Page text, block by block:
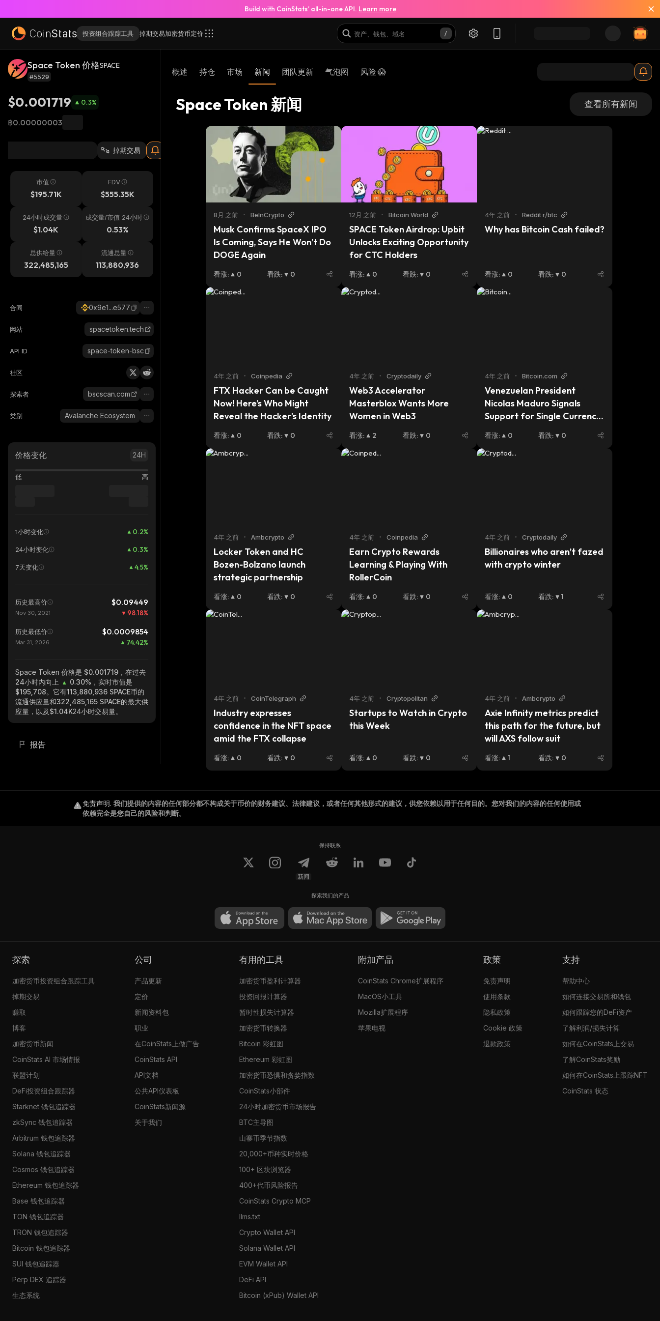
Build with CoinStats’ all-in-one API. Learn more
投资组合跟踪工具 掉期交易加密货币定价
Space Token 价格SPACE
#5529
$0.001719 0.3%
฿0.00000003
掉期交易
市值
$195.71K
FDV
$555.35K
24小时成交量
$1.04K
成交量/市值 24小时
0.53%
总供给量
322,485,165
流通总量
113,880,936
合同 0x9e1...e577
网站 spacetoken.tech
API ID space-token-bsc
社区
探索者 bscscan.com
类别 Avalanche Ecosystem
价格变化 24H
低 高
1小时变化 0.2%
24小时变化 0.3%
7天变化 4.5%
历史最高价 $0.09449
Nov 30, 2021 98.18%
历史最低价 $0.0009854
Mar 31, 2026 74.42%
Space Token 价格是 $0.001719，在过去
24小时内向上
0.30% ，实时市值是
$195,708。它有113,880,936 SPACE币的
流通供应量和322,485,165 SPACE的最大供
应量，以及$1.04K24小时交易量。
报告
概述 持仓 市场 新闻 团队更新 气泡图 风险 😱
Space Token 新闻 查看所有新闻
8月 之前 • BeInCrypto
Musk Confirms SpaceX IPO
Is Coming, Says He Won’t Do
DOGE Again
看涨: 0 看跌: 0
12月 之前 • Bitcoin World
SPACE Token Airdrop: Upbit
Unlocks Exciting Opportunity
for CTC Holders
看涨: 0 看跌: 0
4年 之前 • Reddit r/btc
Why has Bitcoin Cash failed?
看涨: 0 看跌: 0
4年 之前 • Coinpedia
FTX Hacker Can be Caught
Now! Here’s Who Might
Reveal the Hacker’s Identity
看涨: 0 看跌: 0
4年 之前 • Cryptodaily
Web3 Accelerator
Masterblox Wants More
Women in Web3
看涨: 2 看跌: 0
4年 之前 • Bitcoin.com
Venezuelan President
Nicolas Maduro Signals
Support for Single Currency
Inclusion
看涨: 0 看跌: 0
4年 之前 • Ambcrypto
Locker Token and HC
Bozen-Bolzano launch
strategic partnership
看涨: 0 看跌: 0
4年 之前 • Coinpedia
Earn Crypto Rewards
Learning & Playing With
RollerCoin
看涨: 0 看跌: 0
4年 之前 • Cryptodaily
Billionaires who aren’t fazed
with crypto winter
看涨: 0 看跌: 1
4年 之前 • CoinTelegraph
Industry expresses
confidence in the NFT space
amid the FTX collapse
看涨: 0 看跌: 0
4年 之前 • Cryptopolitan
Startups to Watch in Crypto
this Week
看涨: 0 看跌: 0
4年 之前 • Ambcrypto
Axie Infinity metrics predict
this path for the future, but
will AXS follow suit
看涨: 1 看跌: 0
免责声明. 我们提供的内容的任何部分都不构成关于币价的财务建议、法律建议，或者任何其他形式的建议，供您依赖以用于任何目的。您对我们的内容的任何使用或
依赖完全是您自己的风险和判断。
保持联系
新闻
探索我们的产品
探索
加密货币投资组合跟踪工具
掉期交易
赚取
博客
加密货币新闻
CoinStats AI 市场情报
联盟计划
DeFi投资组合跟踪器
Starknet 钱包追踪器
zkSync 钱包追踪器
Arbitrum 钱包追踪器
Solana 钱包追踪器
Cosmos 钱包追踪器
Ethereum 钱包追踪器
Base 钱包追踪器
TON 钱包追踪器
TRON 钱包追踪器
Bitcoin 钱包追踪器
SUI 钱包追踪器
Perp DEX 追踪器
生态系统
公司
产品更新
定价
新闻资料包
职业
在CoinStats上做广告
CoinStats API
API文档
公共API仪表板
CoinStats新闻源
关于我们
有用的工具
加密货币盈利计算器
投资回报计算器
暂时性损失计算器
加密货币转换器
Bitcoin 彩虹图
Ethereum 彩虹图
加密货币恐惧和贪婪指数
CoinStats小部件
24小时加密货币市场报告
BTC主导图
山寨币季节指数
20,000+币种实时价格
100+ 区块浏览器
400+代币风险报告
CoinStats Crypto MCP
llms.txt
Crypto Wallet API
Solana Wallet API
EVM Wallet API
DeFi API
Bitcoin (xPub) Wallet API
附加产品
CoinStats Chrome扩展程序
MacOS小工具
Mozilla扩展程序
苹果电视
政策
免责声明
使用条款
隐私政策
Cookie 政策
退款政策
支持
帮助中心
如何连接交易所和钱包
如何跟踪您的DeFi资产
了解利润/损失计算
如何在CoinStats上交易
了解CoinStats奖励
如何在CoinStats上跟踪NFT
CoinStats 状态